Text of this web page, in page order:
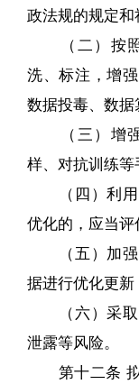
政法规的规定和
（二）按照
洗、标注，增
数据投毒、数据
（三）增强
样、对抗训练等
（四）利用
优化的，应当评
（五）加强
据进行优化更新
（六）采取
泄露等风险。
第十二条 拟